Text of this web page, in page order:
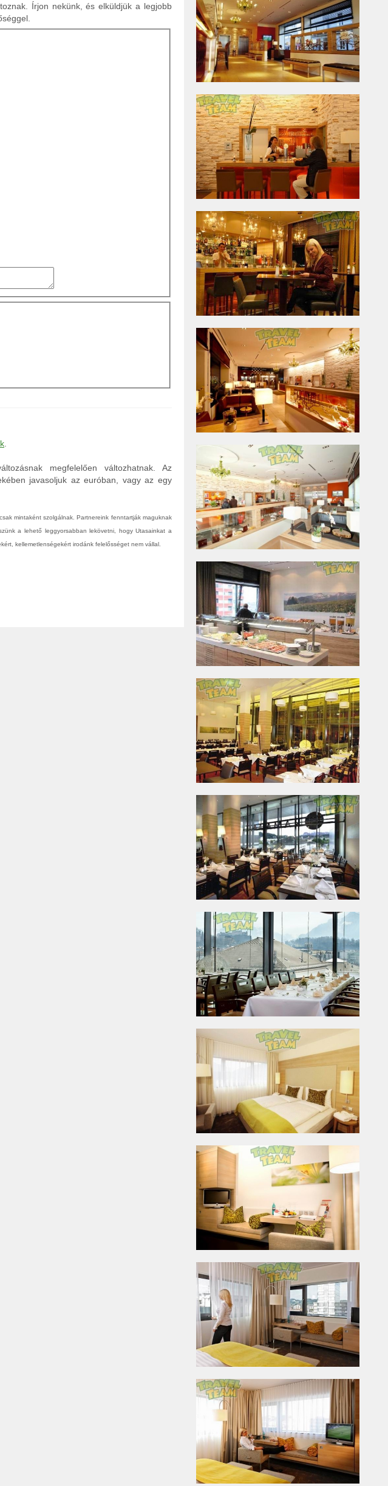
Írjon nekünk, és elküldjük a legjobb
.
megfelelően változhatnak. Az
javasoljuk az euróban, vagy az egy
mintaként szolgálnak. Partnereink fenntartják maguknak
a lehető leggyorsabban lekövetni, hogy Utasainkat a
kellemetlenségekért irodánk felelősséget nem vállal.